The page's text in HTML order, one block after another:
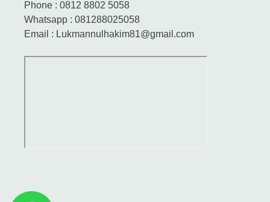
Phone : 0812 8802 5058
Whatsapp : 081288025058
Email : Lukmannulhakim81@gmail.com